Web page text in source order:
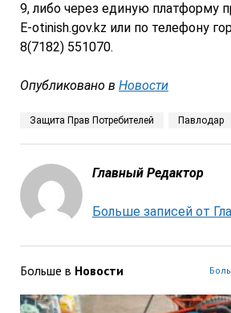
9, либо через единую платформу
E-otinish.gov.kz или по телефону
8(7182) 551070.
Опубликовано в Новости
Защита Прав Потребителей Павлодар
Главный Редактор
Больше записей от
Больше в Новости